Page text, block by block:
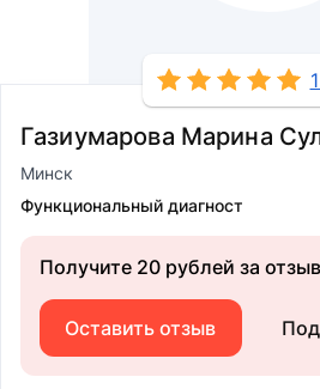
Газиумарова Марина
Минск
Функциональный диагност
Получите 20 рублей за
Оставить отзыв